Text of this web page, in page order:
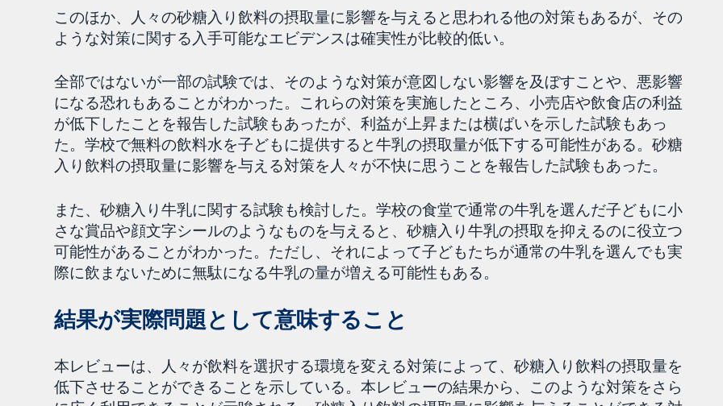
このほか、人々の砂糖入り飲料の摂取量に影響を与えると思われる他の対策もあるが、その
ような対策に関する入手可能なエビデンスは確実性が比較的低い。
全部ではないが一部の試験では、そのような対策が意図しない影響を及ぼすことや、悪影響
になる恐れもあることがわかった。これらの対策を実施したところ、小売店や飲食店の利益
が低下したことを報告した試験もあったが、利益が上昇または横ばいを示した試験もあっ
た。学校で無料の飲料水を子どもに提供すると牛乳の摂取量が低下する可能性がある。砂糖
入り飲料の摂取量に影響を与える対策を人々が不快に思うことを報告した試験もあった。
また、砂糖入り牛乳に関する試験も検討した。学校の食堂で通常の牛乳を選んだ子どもに小
さな賞品や顔文字シールのようなものを与えると、砂糖入り牛乳の摂取を抑えるのに役立つ
可能性があることがわかった。ただし、それによって子どもたちが通常の牛乳を選んでも実
際に飲まないために無駄になる牛乳の量が増える可能性もある。
結果が実際問題として意味すること
本レビューは、人々が飲料を選択する環境を変える対策によって、砂糖入り飲料の摂取量を
低下させることができることを示している。本レビューの結果から、このような対策をさら